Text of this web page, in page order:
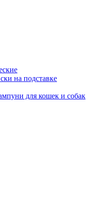
на подставке
для кошек и собак